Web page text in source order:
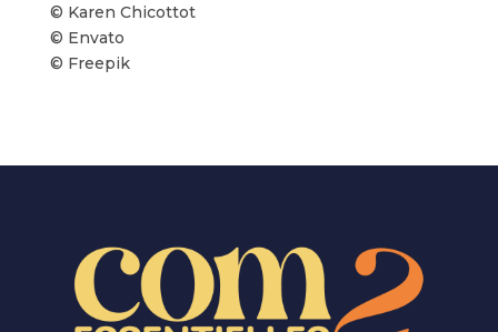
© Karen Chicottot
© Envato
© Freepik